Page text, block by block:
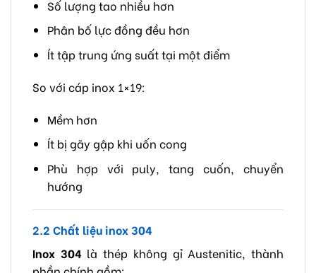
Số lượng tao nhiều hơn
Phân bố lực đồng đều hơn
Ít tập trung ứng suất tại một điểm
So với cáp inox 1×19:
Mềm hơn
Ít bị gãy gập khi uốn cong
Phù hợp với puly, tang cuốn, chuyển
hướng
2.2 Chất liệu inox 304
Inox 304là thép không gỉ Austenitic, thành